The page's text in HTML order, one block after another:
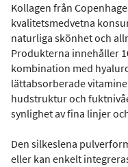
Kollagen från
kvalitetsmedvetna
naturliga skönhet och
Produkterna innehåller
kombination med
lättabsorberade
hudstruktur och
synlighet av fina linjer
Den silkeslena
eller kan enkelt